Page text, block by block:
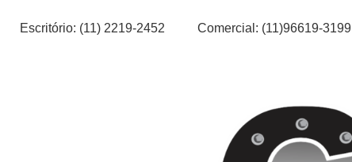
Escritório: (11) 2219-2452 Comercial: (11)96619-3199